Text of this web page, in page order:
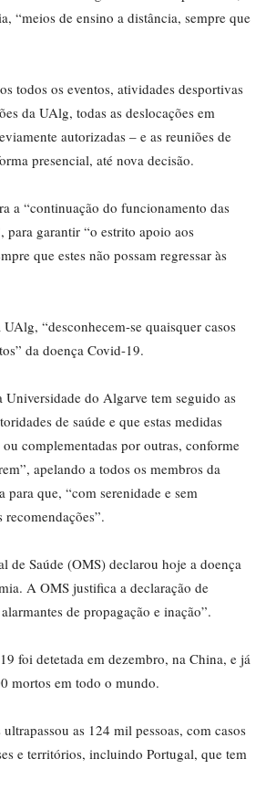
“meios de ensino a distância, sempre que
todos os eventos, atividades desportivas
da UAlg, todas as deslocações em
autorizadas – e as reuniões de
presencial, até nova decisão.
a “continuação do funcionamento das
para garantir “o estrito apoio aos
que estes não possam regressar às
“desconhecem-se quaisquer casos
da doença Covid-19.
Universidade do Algarve tem seguido as
de saúde e que estas medidas
ou complementadas por outras, conforme
apelando a todos os membros da
para que, “com serenidade e sem
recomendações”.
de Saúde (OMS) declarou hoje a doença
A OMS justifica a declaração de
de propagação e inação”.
foi detetada em dezembro, na China, e já
mortos em todo o mundo.
as 124 mil pessoas, com casos
e territórios, incluindo Portugal, que tem